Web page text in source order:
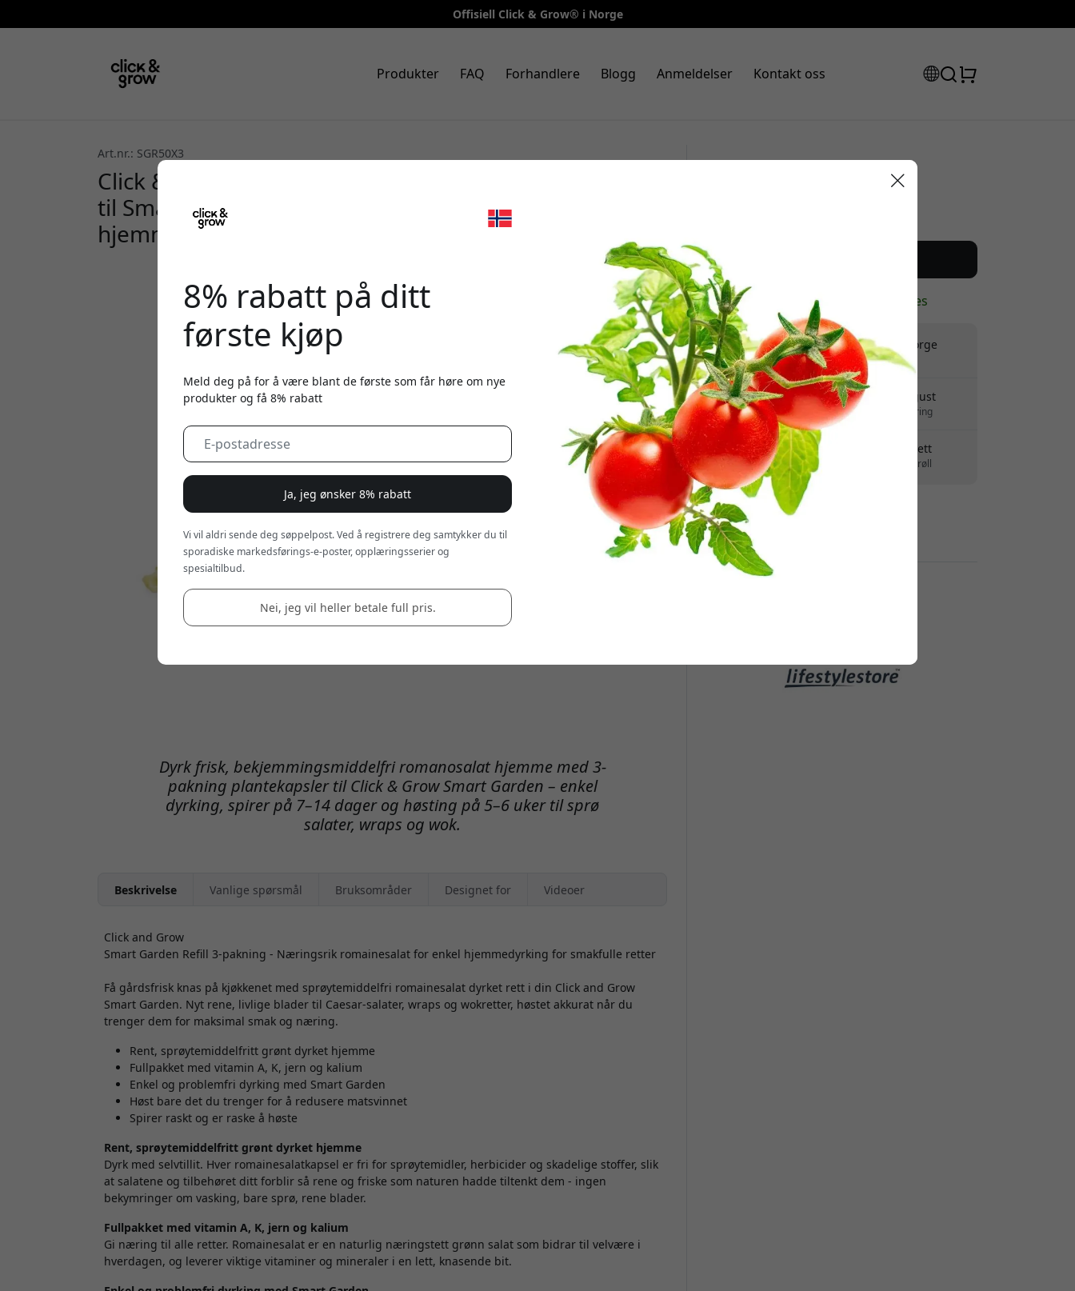
Offisiell Click & Grow® i Norge
Produkter FAQ Forhandlere Blogg Anmeldelser Kontakt oss
Art.nr.: SGR50X3
Click & Grow Plant Pods 3-pakning romanosalat-påfyll
til Smart Garden og enkel hjemmedyrking rett
hjemme
Dyrk frisk, bekjemmingsmiddelfri romanosalat hjemme med 3-
pakning plantekapsler til Click & Grow Smart Garden – enkel
dyrking, spirer på 7–14 dager og høsting på 5–6 uker til sprø
salater, wraps og wok.
Beskrivelse Vanlige spørsmål Bruksområder Designet for Videoer
Click and Grow
Smart Garden Refill 3-pakning - Næringsrik romainesalat for enkel hjemmedyrking for smakfulle retter
Få gårdsfrisk knas på kjøkkenet med sprøytemiddelfri romainesalat dyrket rett i din Click and Grow
Smart Garden. Nyt rene, livlige blader til Caesar-salater, wraps og wokretter, høstet akkurat når du
trenger dem for maksimal smak og næring.
Rent, sprøytemiddelfritt grønt dyrket hjemme
Fullpakket med vitamin A, K, jern og kalium
Enkel og problemfri dyrking med Smart Garden
Høst bare det du trenger for å redusere matsvinnet
Spirer raskt og er raske å høste
Rent, sprøytemiddelfritt grønt dyrket hjemme
Dyrk med selvtillit. Hver romainesalatkapsel er fri for sprøytemidler, herbicider og skadelige stoffer, slik
at salatene og tilbehøret ditt forblir så rene og friske som naturen hadde tiltenkt dem - ingen
bekymringer om vasking, bare sprø, rene blader.
Fullpakket med vitamin A, K, jern og kalium
Gi næring til alle retter. Romainesalat er en naturlig næringstett grønn salat som bidrar til velvære i
hverdagen, og leverer viktige vitaminer og mineraler i en lett, knasende bit.
På lager - klar til å sendes
Frakt 149 NOK i Norge
Ingen skjulte avgifter
Levering 7-11 august
Rask og sporbar levering
30 dagers returrett
Enkel retur - ingen krøll
8% rabatt på ditt
første kjøp
Meld deg på for å være blant de første som får høre om nye
produkter og få 8% rabatt
Ja, jeg ønsker 8% rabatt
Vi vil aldri sende deg søppelpost. Ved å registrere deg samtykker du til
sporadiske markedsførings-e-poster, opplæringsserier og
spesialtilbud.
Nei, jeg vil heller betale full pris.
Bruk denne koden i kassen for å få 8% rabatt.